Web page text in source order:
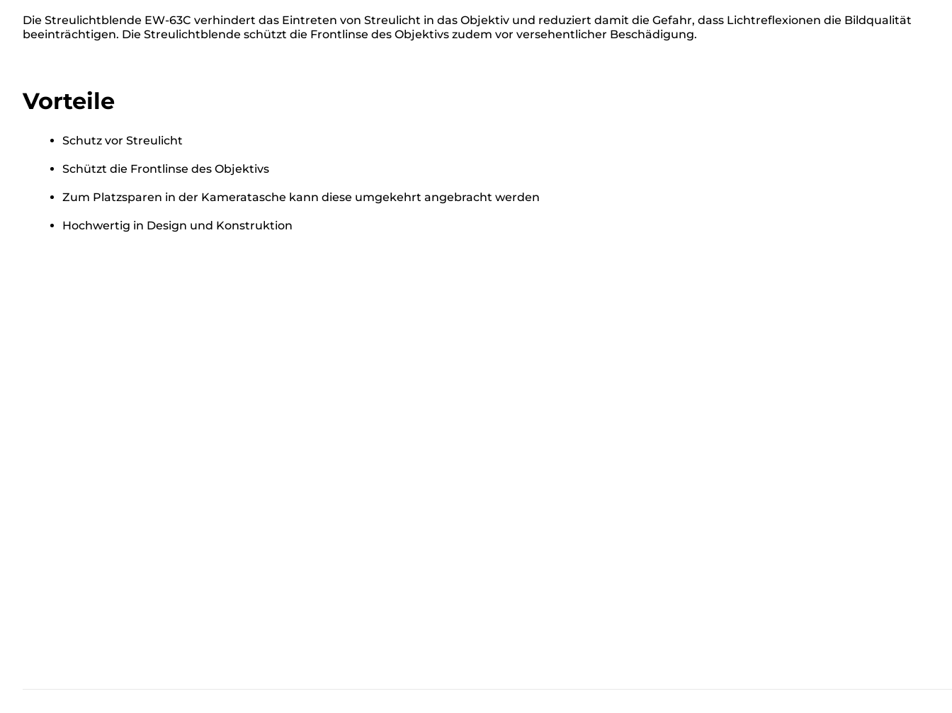
Die Streulichtblende EW-63C verhindert das Eintreten von Streulicht in das Objektiv und reduziert damit die Gefahr, dass Lichtreflexionen die Bildqualität
beeinträchtigen. Die Streulichtblende schützt die Frontlinse des Objektivs zudem vor versehentlicher Beschädigung.
Vorteile
Schutz vor Streulicht
Schützt die Frontlinse des Objektivs
Zum Platzsparen in der Kameratasche kann diese umgekehrt angebracht werden
Hochwertig in Design und Konstruktion